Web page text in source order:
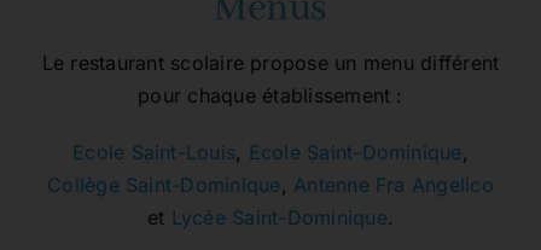
Le restaurant scolaire propose un menu différent
pour chaque établissement :
Ecole Saint-Louis, Ecole Saint-Dominique ,
Collège Saint-Dominique , Antenne Fra Angelico
et Lycée Saint-Dominique.